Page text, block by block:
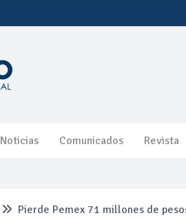
Noticias Comunicados Revista
Pierde Pemex 71 millones de